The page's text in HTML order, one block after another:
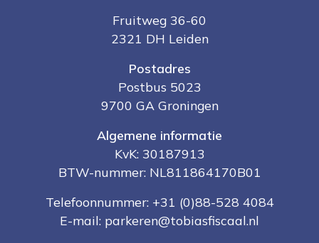
Fruitweg 36-60
2321 DH Leiden
Postadres
Postbus 5023
9700 GA Groningen
Algemene informatie
KvK: 30187913
BTW-nummer: NL811864170B01
Telefoonnummer: +31 (0)88-528 4084
E-mail: parkeren@tobiasfiscaal.nl